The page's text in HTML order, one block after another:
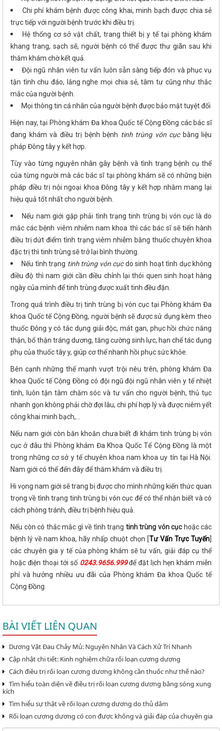
Chi phí khám bệnh được công khai, minh bạch được chia sẻ
trực tiếp với người bệnh trước khi điều trị.
Hệ thống cơ sở vật chất, trang thiết bị y tế tại phòng khám
khang trang, sạch sẽ, người bệnh có thể được thư giãn sau khi
thăm khám chờ kết quả.
Đội ngũ nhân viên tư vấn luôn sẵn sàng tiếp đón và phục vụ
tận tình chu đáo, lắng nghe mọi chia sẻ, tâm tư cũng như thắc
mắc của người bệnh.
Mọi thông tin cá nhân của người bệnh được bảo mật tuyệt đối
Hiện nay, tại Phòng khám Đa khoa Quốc tế Cộng Đồng các bác sĩ
đang khám và điều trị bệnh bệnh tinh trùng vón cục bằng liệu
pháp Đông tây y kết hợp.
Tùy vào từng nguyên nhân gây bệnh và tình trạng bệnh cụ thể
của từng người mà các bác sĩ tại phòng khám sẽ có những biện
pháp điều trị nội ngoại khoa Đông tây y kết hợp nhằm mang lại
hiệu quả tốt nhất cho người bệnh.
Nếu nam giới gặp phải tình trạng tinh trùng bị vón cục là do
mắc các bệnh viêm nhiễm nam khoa thì các bác sĩ sẽ tiến hành
điều trị dứt điểm tình trạng viêm nhiễm bằng thuốc chuyên khoa
đặc trị thì tinh trùng sẽ trở lại bình thường.
Nếu tình trạng tinh trùng vón cụcdo sinh hoạt tình dục không
điều độ thì nam giới cần điều chỉnh lại thói quen sinh hoạt hàng
ngày của mình để tinh trùng được xuất tinh đều đặn.
Trong quá trình điều trị tinh trùng bị vón cục tại Phòng khám Đa
khoa Quốc tế Cộng Đồng, người bệnh sẽ được sử dụng kèm theo
thuốc Đông y có tác dụng giải độc, mát gan, phục hồi chức năng
thận, bổ thận tráng dương, tăng cường sinh lực, hạn chế tác dụng
phụ của thuốc tây y, giúp cơ thể nhanh hồi phục sức khỏe.
Bên cạnh những thế mạnh vượt trội nêu trên, phòng khám Đa
khoa Quốc tế Cộng Đồng có đội ngũ đội ngũ nhân viên y tế nhiệt
tình, luôn tận tâm chăm sóc và tư vấn cho người bệnh, thủ tục
nhanh gọn không phải chờ đợi lâu, chi phí hợp lý và được niêm yết
công khai minh bạch,...
Nếu nam giới còn băn khoăn chưa biết đi khám tinh trùng bị vón
cục ở đâu thì Phòng khám Đa Khoa Quốc Tế Cộng Đồng là một
trong những cơ sở y tế chuyên khoa nam khoa uy tín tại Hà Nội.
Nam giới có thể đến đây để thăm khám và điều trị.
Hi vọng nam giới sẽ trang bị được cho mình những kiến thức quan
trọng về tình trạng tinh trùng bị vón cục để có thể nhận biết và có
cách phòng tránh, điều trị bệnh hiệu quả.
Nếu còn có thắc mắc gì về tình trạng tinh trùng vón cụchoặc các
bệnh lý về nam khoa, hãy nhấp chuột chọn [Tư Vấn Trực Tuyến
các chuyên gia y tế của phòng khám sẽ tư vấn, giải đáp cụ thể
hoặc điện thoại tới số 0243.9656.999để đặt lịch hẹn khám miễn
phí và hưởng nhiều ưu đãi của Phòng khám Đa khoa Quốc tế
Cộng Đồng.
BÀI VIẾT LIÊN QUAN
Dương Vật Đau Chảy Mủ: Nguyên Nhân Và Cách Xử Trí Nhanh
Cập nhật chi tiết: Kinh nghiệm chữa rối loạn cương dương
Cách điều trị rối loạn cương dương không cần thuốc như thế nào?
Tìm hiểu toàn diện về điều trị rối loạn cương dương bằng sóng xung
kích
Tìm hiểu sự thật về rối loạn cương dương do thủ dâm
Rối loạn cương dương có con được không và giải đáp của chuyên gia